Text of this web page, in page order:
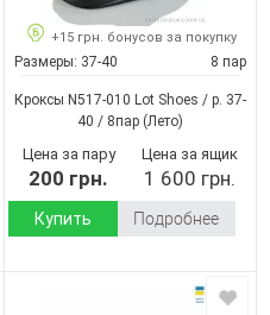
+15 грн. бонусов за покупку
Размеры: 37-40 8 пар
Кроксы N517-010 Lot Shoes / p. 37-
40 / 8пар (Лето)
Цена за пару
200 грн.
Цена за ящик
1 600 грн.
Купить Подробнее